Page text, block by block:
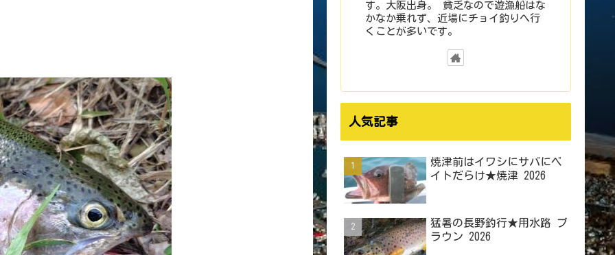
す。大阪出身。 貧乏なので遊漁船はな
かなか乗れず、近場にチョイ釣りへ行
くことが多いです。
人気記事
焼津前はイワシにサバにベ
イトだらけ★焼津 2026
猛暑の長野釣行★用水路 ブ
ラウン 2026